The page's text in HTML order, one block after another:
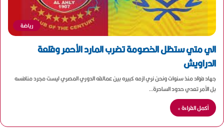
رياضة
الي متي ستظل الخصومة تضرب المارد الأحمر وقلعة
الدراويش
جهاد فؤاد منذ سنوات ونحن نري ازمه كبيره بين عمالقه الدوري المصري ليست مجرد منافسه
بل الأمر تعدي حدود الساحرة…
أكمل القراءة »